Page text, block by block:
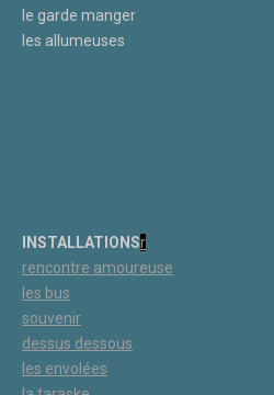
le garde manger
les allumeuses
INSTALLATIONSr
rencontre amoureuse
les bus
souvenir
dessus dessous
les envolées